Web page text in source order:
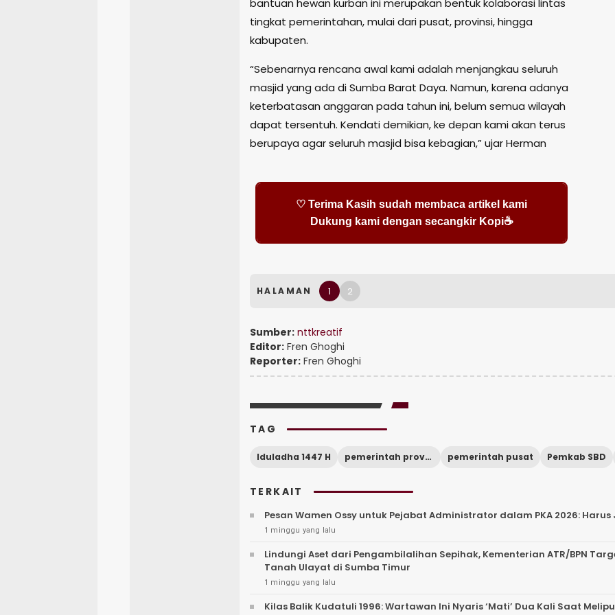
bantuan hewan kurban ini merupakan bentuk kolaborasi lintas
tingkat pemerintahan, mulai dari pusat, provinsi, hingga
kabupaten.
“Sebenarnya rencana awal kami adalah menjangkau seluruh
masjid yang ada di Sumba Barat Daya. Namun, karena adanya
keterbatasan anggaran pada tahun ini, belum semua wilayah
dapat tersentuh. Kendati demikian, ke depan kami akan terus
berupaya agar seluruh masjid bisa kebagian,” ujar Herman
♡ Terima Kasih sudah membaca artikel kami
Dukung kami dengan secangkir Kopi☕
HALAMAN 1 2
Sumber: nttkreatif
Editor: Fren Ghoghi
Reporter: Fren Ghoghi
TAG
Iduladha 1447 H pemerintah provinsi pemerintah pusat Pemkab SBD
TERKAIT
Pesan Wamen Ossy untuk Pejabat Administrator dalam PKA 2026:
1 minggu yang lalu
Lindungi Aset dari Pengambilalihan Sepihak, Kementerian ATR/BPN
Tanah Ulayat di Sumba Timur
1 minggu yang lalu
Kilas Balik Kudatuli 1996: Wartawan Ini Nyaris ‘Mati’ Dua Kali Saat